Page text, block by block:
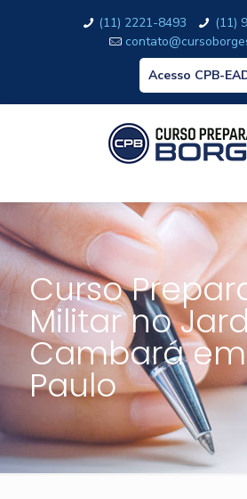
(11) 2221-8493
(11)
Acesso CPB-
Curso
Militar no
Cambará
Paulo